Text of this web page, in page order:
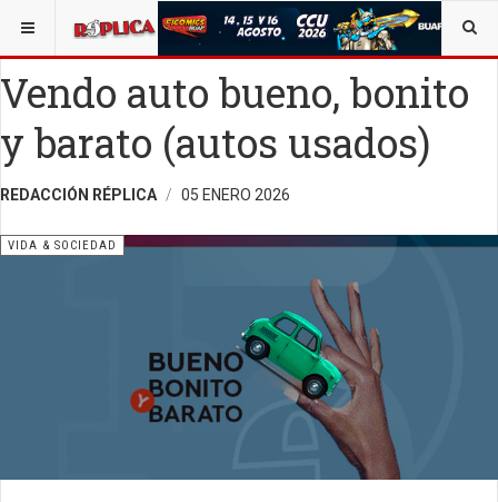
ESTÁ AQUÍ: VIDA Y SOCIEDAD OPINIÓN RÉPLICA
Vendo auto bueno, bonito
y barato (autos usados)
REDACCIÓN RÉPLICA 05 ENERO 2026
VIDA & SOCIEDAD